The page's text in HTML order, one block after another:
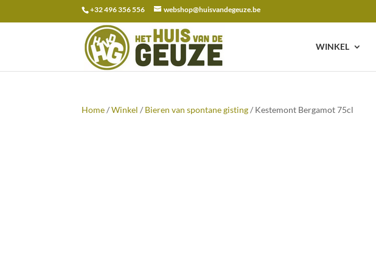
+32 496 356 556 webshop@huisvandegeuze.be
WINKEL
Zoeken
naar:
Home/Winkel / Bieren van spontane gisting/ Kestemont Bergamot 75cl